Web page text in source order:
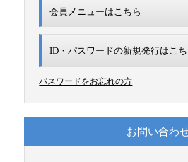
会員メニューはこちら
ID・パスワードの新規発行はこ
パスワードをお忘れの方
お問い合わ